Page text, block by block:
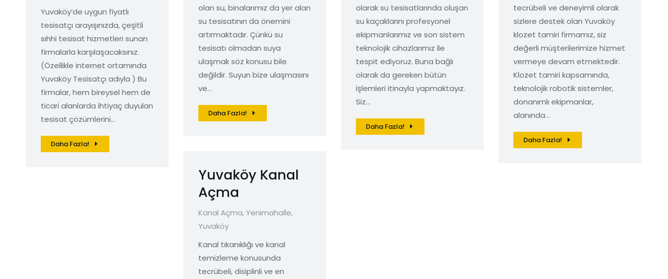
Yuvaköy’de uygun fiyatlı
tesisatçı arayışınızda, çeşitli
sıhhi tesisat hizmetleri sunan
firmalarla karşılaşacaksınız.
(Özellikle internet ortamında
Yuvaköy Tesisatçı adıyla ) Bu
firmalar, hem bireysel hem de
ticari alanlarda ihtiyaç duyulan
tesisat çözümlerini…
Daha Fazla!
olan su, binalarımız da yer alan
su tesisatının da önemini
artırmaktadır. Çünkü su
tesisatı olmadan suya
ulaşmak söz konusu bile
değildir. Suyun bize ulaşmasını
ve…
Daha Fazla!
olarak su tesisatlarında oluşan
su kaçaklarını profesyonel
ekipmanlarımız ve son sistem
teknolojik cihazlarımız ile
tespit ediyoruz. Buna bağlı
olarak da gereken bütün
işlemleri itinayla yapmaktayız.
Siz…
Daha Fazla!
tecrübeli ve deneyimli olarak
sizlere destek olan Yuvaköy
klozet tamiri firmamız, siz
değerli müşterilerimize hizmet
vermeye devam etmektedir.
Klozet tamiri kapsamında,
teknolojik robotik sistemler,
donanımlı ekipmanlar,
alanında…
Daha Fazla!
Yuvaköy Kanal
Açma
Kanal Açma,Yenimahalle,
Yuvaköy
Kanal tıkanıklığı ve kanal
temizleme konusunda
tecrübeli, disiplinli ve en